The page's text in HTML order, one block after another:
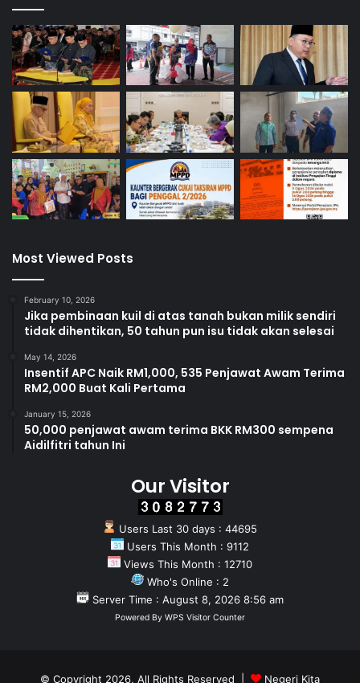
Most Viewed Posts
February 10, 2026
Jika pembinaan kuil di atas tanah bukan milik sendiri
tidak dihentikan, 50 tahun pun isu tidak akan selesai
May 14, 2026
Insentif APC Naik RM1,000, 535 Penjawat Awam Terima
RM2,000 Buat Kali Pertama
January 15, 2026
50,000 penjawat awam terima BKK RM300 sempena
Aidilfitri tahun Ini
Our Visitor
Users Last 30 days : 44695
Users This Month : 9112
Views This Month : 12710
Who's Online : 2
Server Time : August 8, 2026 8:56 am
Powered By WPS Visitor Counter
© Copyright 2026, All Rights Reserved | Negeri Kita